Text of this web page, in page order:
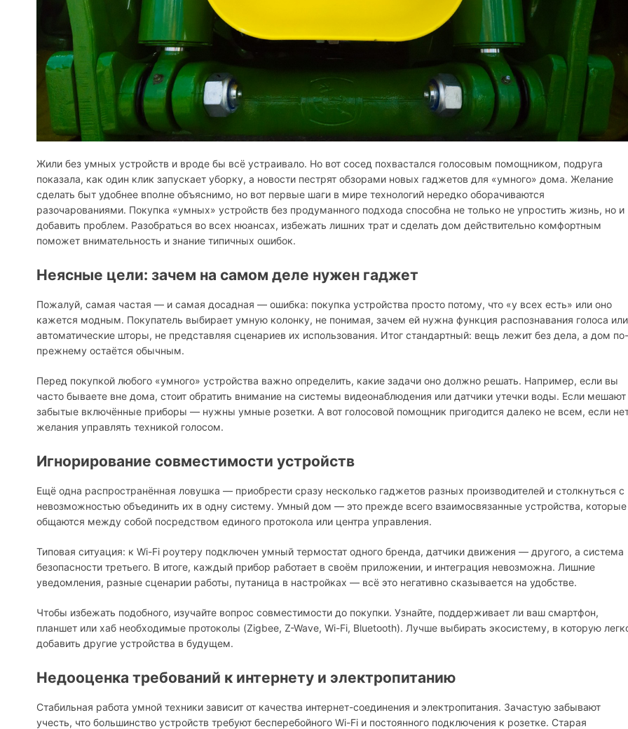
Жили без умных устройств и вроде бы всё устраивало. Но вот сосед похвастался голосовым помощником, подруга
показала, как один клик запускает уборку, а новости пестрят обзорами новых гаджетов для «умного» дома. Желание
сделать быт удобнее вполне объяснимо, но вот первые шаги в мире технологий нередко оборачиваются
разочарованиями. Покупка «умных» устройств без продуманного подхода способна не только не упростить жизнь, но и
добавить проблем. Разобраться во всех нюансах, избежать лишних трат и сделать дом действительно комфортным
поможет внимательность и знание типичных ошибок.
Неясные цели: зачем на самом деле нужен гаджет
Пожалуй, самая частая — и самая досадная — ошибка: покупка устройства просто потому, что «у всех есть» или оно
кажется модным. Покупатель выбирает умную колонку, не понимая, зачем ей нужна функция распознавания голоса или
автоматические шторы, не представляя сценариев их использования. Итог стандартный: вещь лежит без дела, а дом по-
прежнему остаётся обычным.
Перед покупкой любого «умного» устройства важно определить, какие задачи оно должно решать. Например, если вы
часто бываете вне дома, стоит обратить внимание на системы видеонаблюдения или датчики утечки воды. Если мешают
забытые включённые приборы — нужны умные розетки. А вот голосовой помощник пригодится далеко не всем, если
желания управлять техникой голосом.
Игнорирование совместимости устройств
Ещё одна распространённая ловушка — приобрести сразу несколько гаджетов разных производителей и столкнуться с
невозможностью объединить их в одну систему. Умный дом — это прежде всего взаимосвязанные устройства, которые
общаются между собой посредством единого протокола или центра управления.
Типовая ситуация: к Wi-Fi роутеру подключен умный термостат одного бренда, датчики движения — другого, а система
безопасности третьего. В итоге, каждый прибор работает в своём приложении, и интеграция невозможна. Лишние
уведомления, разные сценарии работы, путаница в настройках — всё это негативно сказывается на удобстве.
Чтобы избежать подобного, изучайте вопрос совместимости до покупки. Узнайте, поддерживает ли ваш смартфон,
планшет или хаб необходимые протоколы (Zigbee, Z-Wave, Wi-Fi, Bluetooth). Лучше выбирать экосистему, в которую
добавить другие устройства в будущем.
Недооценка требований к интернету и электропитанию
Стабильная работа умной техники зависит от качества интернет-соединения и электропитания. Зачастую забывают
учесть, что большинство устройств требуют бесперебойного Wi-Fi и постоянного подключения к розетке. Старая